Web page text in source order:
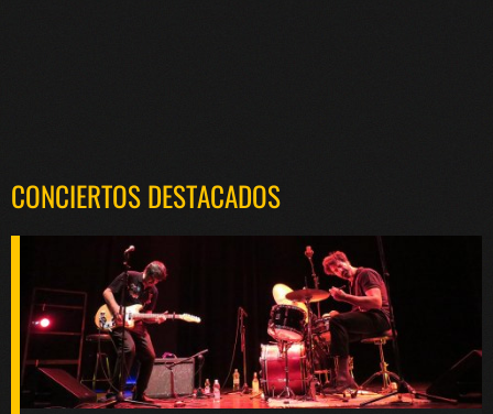
CONCIERTOS DESTACADOS